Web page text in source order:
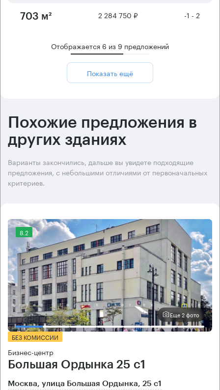
703 м² 2 284 750 ₽ -1 - 2
Отображается 6 из 9 предложений
Показать ещё
Похожие предложения в
других зданиях
Варианты закончились, дальше вы увидете подходящие
предложения, с небольшими отличиями от первоначальных
критериев.
8.2
Еще 2 фото
БЕЗ КОМИССИИ
Бизнес-центр
Большая Ордынка 25 с1
Москва, улица Большая Ордынка, 25 с1